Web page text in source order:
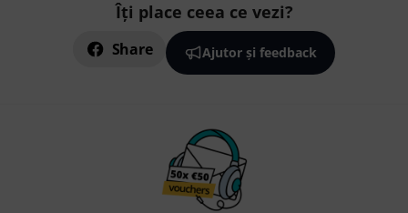
Îți place ceea ce vezi?
Share Ajutor și feedback